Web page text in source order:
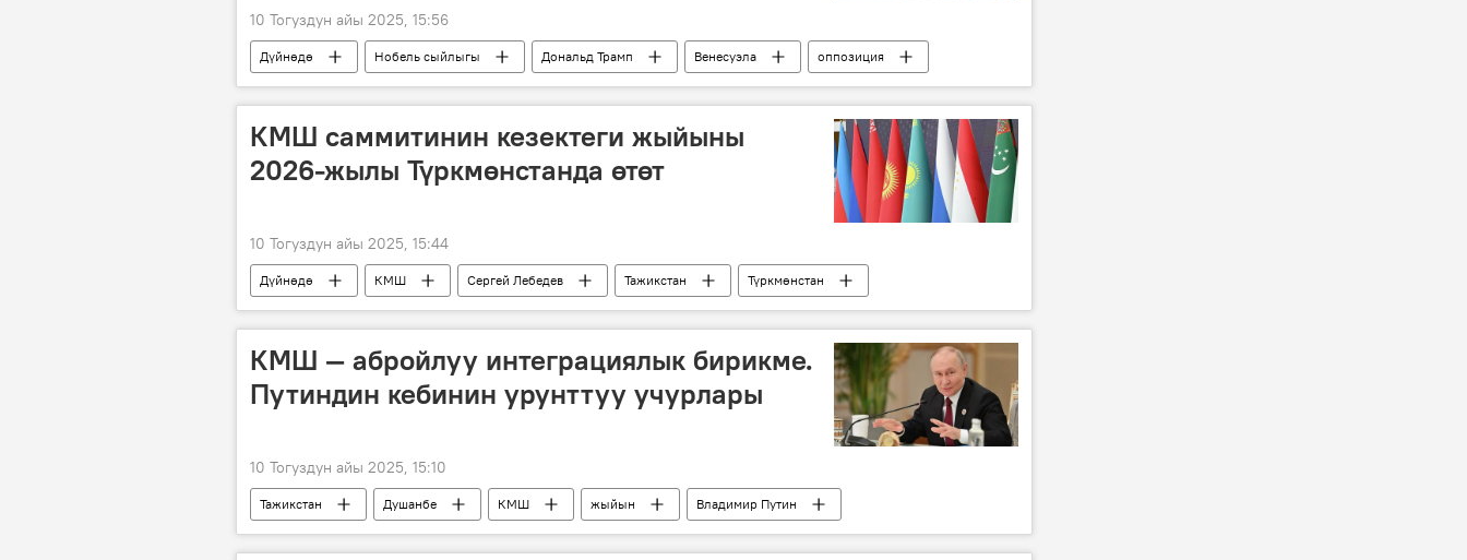
10 Тогуздун айы 2025, 15:56
Дүйнөдө Нобель сыйлыгы Дональд Трамп Венесуэла
оппозиция
гезит
КМШ саммитинин кезектеги жыйыны
2026-жылы Түркмөнстанда өтөт
10 Тогуздун айы 2025, 15:44
Дүйнөдө КМШ Сергей Лебедев Тажикстан
Түркмөнстан
саммит
КМШ — абройлуу интеграциялык бирикме.
Путиндин кебинин урунттуу учурлары
10 Тогуздун айы 2025, 15:10
Тажикстан Душанбе КМШ жыйын
Владимир Путин
билдирүү
Дүйнөдө Россия